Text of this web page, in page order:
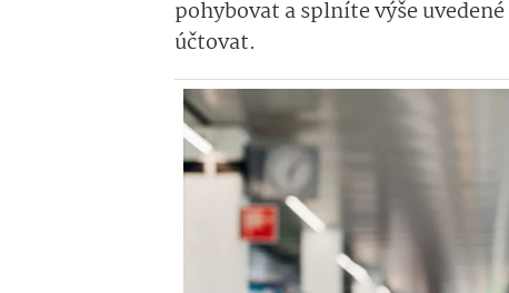
pohybovat a splníte výše
účtovat.